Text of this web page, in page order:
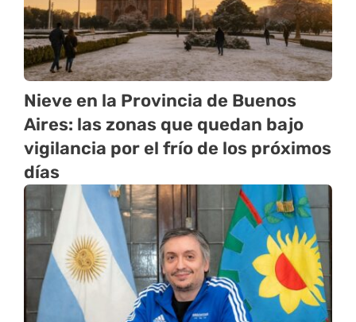
Nieve en la Provincia de Buenos
Aires: las zonas que quedan bajo
vigilancia por el frío de los próximos
días